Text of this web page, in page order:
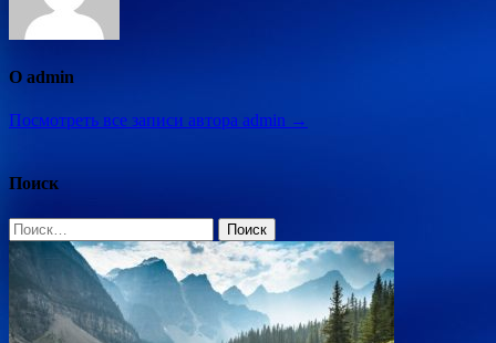
О admin
Посмотреть все записи автора admin →
Поиск
Найти: